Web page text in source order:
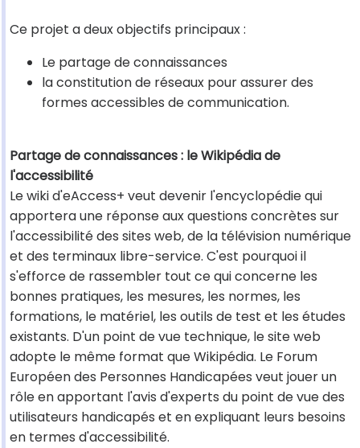
Ce projet a deux objectifs principaux :
Le partage de connaissances
la constitution de réseaux pour assurer des
formes accessibles de communication.
Partage de connaissances : le Wikipédia de
l'accessibilité
Le wiki d'eAccess+ veut devenir l'encyclopédie qui
apportera une réponse aux questions concrètes sur
l'accessibilité des sites web, de la télévision numérique
et des terminaux libre-service. C'est pourquoi il
s'efforce de rassembler tout ce qui concerne les
bonnes pratiques, les mesures, les normes, les
formations, le matériel, les outils de test et les études
existants. D'un point de vue technique, le site web
adopte le même format que Wikipédia. Le Forum
Européen des Personnes Handicapées veut jouer un
rôle en apportant l'avis d'experts du point de vue des
utilisateurs handicapés et en expliquant leurs besoins
en termes d'accessibilité.